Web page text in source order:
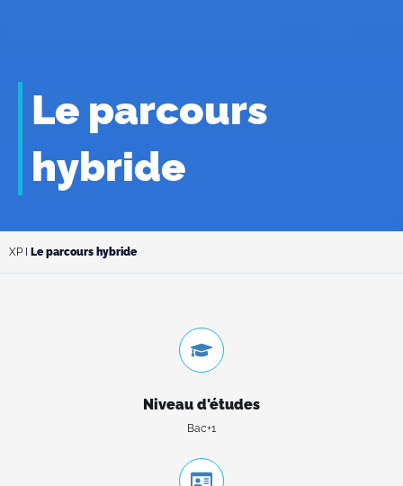
Le parcours
hybride
XP I Le parcours hybride
Niveau d'études
Bac+1